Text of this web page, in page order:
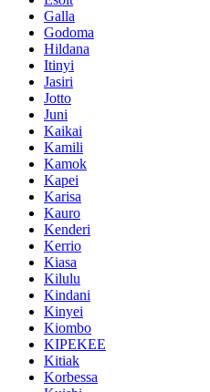
Galla
Godoma
Hildana
Itinyi
Jasiri
Jotto
Juni
Kaikai
Kamili
Kamok
Kapei
Karisa
Kauro
Kenderi
Kerrio
Kiasa
Kilulu
Kindani
Kinyei
Kiombo
KIPEKEE
Kitiak
Korbessa